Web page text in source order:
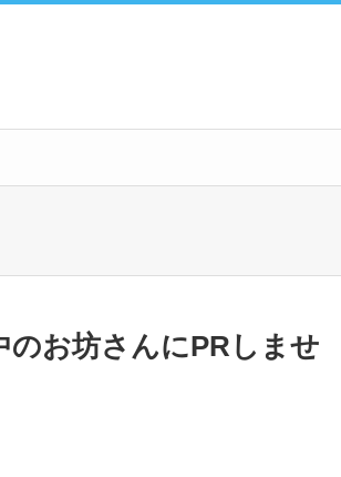
のお坊さんにPRしませ